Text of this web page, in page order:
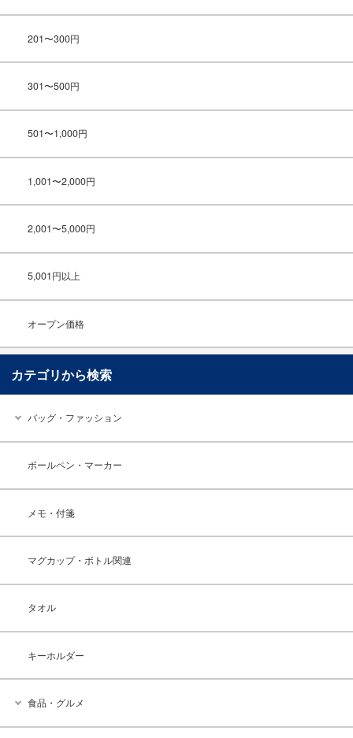
201〜300円
301〜500円
501〜1,000円
1,001〜2,000円
2,001〜5,000円
5,001円以上
オープン価格
カテゴリから検索
バッグ・ファッション
ボールペン・マーカー
メモ・付箋
マグカップ・ボトル関連
タオル
キーホルダー
食品・グルメ